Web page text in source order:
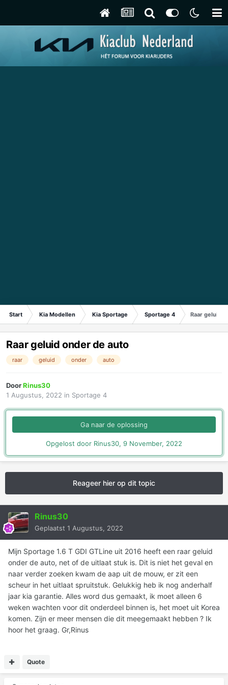
Start Kia Modellen Kia Sportage Sportage 4 Raar geluid
Raar geluid onder de auto
raar geluid onder auto
DoorRinus30
1 Augustus, 2022 in Sportage 4
Ga naar de oplossing
Opgelost door Rinus30, 9 November, 2022
Reageer hier op dit topic
Rinus30
Geplaatst 1 Augustus, 2022
Mijn Sportage 1.6 T GDI GTLine uit 2016 heeft een raar geluid
onder de auto, net of de uitlaat stuk is. Dit is niet het geval en
naar verder zoeken kwam de aap uit de mouw, er zit een
scheur in het uitlaat spruitstuk. Gelukkig heb ik nog anderhalf
jaar kia garantie. Alles word dus gemaakt, ik moet alleen 6
weken wachten voor dit onderdeel binnen is, het moet uit Korea
komen. Zijn er meer mensen die dit meegemaakt hebben ? Ik
hoor het graag. Gr,Rinus
Quote